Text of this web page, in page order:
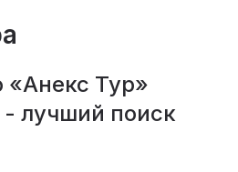
«Анекс Тур»
лучший поиск